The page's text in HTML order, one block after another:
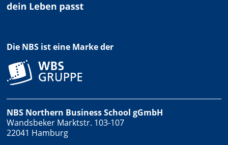
Die NBS ist eine Marke der
NBS Northern Business School gGmbH
Wandsbeker Marktstr. 103-107
22041 Hamburg